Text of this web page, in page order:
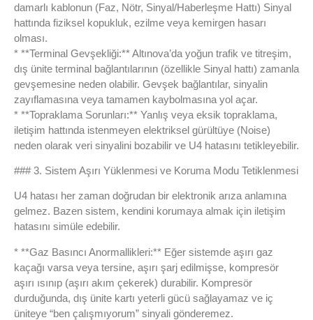
damarlı kablonun (Faz, Nötr, Sinyal/Haberleşme Hattı) Sinyal
hattında fiziksel kopukluk, ezilme veya kemirgen hasarı
olması.
* **Terminal Gevşekliği:** Altınova’da yoğun trafik ve titreşim,
dış ünite terminal bağlantılarının (özellikle Sinyal hattı) zamanla
gevşemesine neden olabilir. Gevşek bağlantılar, sinyalin
zayıflamasına veya tamamen kaybolmasına yol açar.
* **Topraklama Sorunları:** Yanlış veya eksik topraklama,
iletişim hattında istenmeyen elektriksel gürültüye (Noise)
neden olarak veri sinyalini bozabilir ve U4 hatasını tetikleyebilir.
### 3. Sistem Aşırı Yüklenmesi ve Koruma Modu Tetiklenmesi
U4 hatası her zaman doğrudan bir elektronik arıza anlamına
gelmez. Bazen sistem, kendini korumaya almak için iletişim
hatasını simüle edebilir.
* **Gaz Basıncı Anormallikleri:** Eğer sistemde aşırı gaz
kaçağı varsa veya tersine, aşırı şarj edilmişse, kompresör
aşırı ısınıp (aşırı akım çekerek) durabilir. Kompresör
durduğunda, dış ünite kartı yeterli gücü sağlayamaz ve iç
üniteye “ben çalışmıyorum” sinyali gönderemez.